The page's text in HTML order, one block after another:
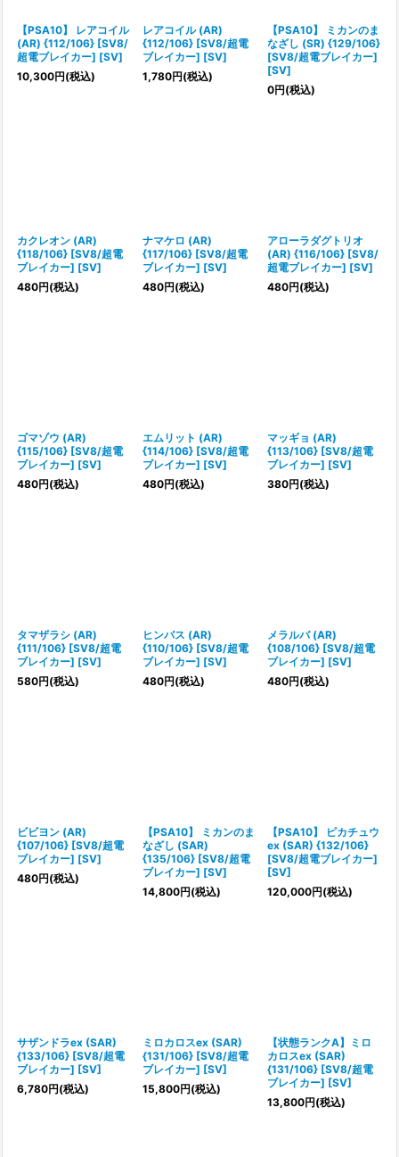
【PSA10】 レアコイル
(AR) {112/106} [SV8/
超電ブレイカー] [SV]
10,300円(税込)
レアコイル (AR)
{112/106} [SV8/超電
ブレイカー] [SV]
1,780円(税込)
【PSA10】 ミカンのま
なざし (SR) {129/106}
[SV8/超電ブレイカー]
[SV]
0円(税込)
カクレオン (AR)
{118/106} [SV8/超電
ブレイカー] [SV]
480円(税込)
ナマケロ (AR)
{117/106} [SV8/超電
ブレイカー] [SV]
480円(税込)
アローラダグトリオ
(AR) {116/106} [SV8/
超電ブレイカー] [SV]
480円(税込)
ゴマゾウ (AR)
{115/106} [SV8/超電
ブレイカー] [SV]
480円(税込)
エムリット (AR)
{114/106} [SV8/超電
ブレイカー] [SV]
480円(税込)
マッギョ (AR)
{113/106} [SV8/超電
ブレイカー] [SV]
380円(税込)
タマザラシ (AR)
{111/106} [SV8/超電
ブレイカー] [SV]
580円(税込)
ヒンバス (AR)
{110/106} [SV8/超電
ブレイカー] [SV]
480円(税込)
メラルバ (AR)
{108/106} [SV8/超電
ブレイカー] [SV]
480円(税込)
ビビヨン (AR)
{107/106} [SV8/超電
ブレイカー] [SV]
480円(税込)
【PSA10】 ミカンのま
なざし (SAR)
{135/106} [SV8/超電
ブレイカー] [SV]
14,800円(税込)
【PSA10】 ピカチュウ
ex (SAR) {132/106}
[SV8/超電ブレイカー]
[SV]
120,000円(税込)
サザンドラex (SAR)
{133/106} [SV8/超電
ブレイカー] [SV]
6,780円(税込)
ミロカロスex (SAR)
{131/106} [SV8/超電
ブレイカー] [SV]
15,800円(税込)
【状態ランクA】ミロ
カロスex (SAR)
{131/106} [SV8/超電
ブレイカー] [SV]
13,800円(税込)